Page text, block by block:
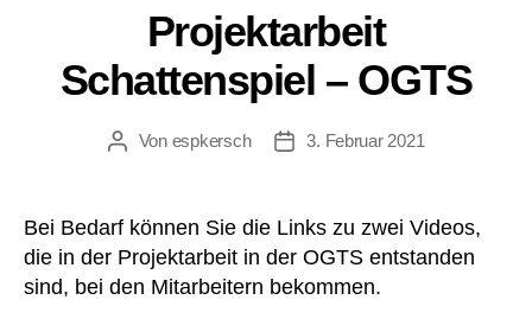
Projektarbeit
Schattenspiel – OGTS
Beitragsautor
Von espkersch Veröffentlichungsdatum
3. Februar 2021
Bei Bedarf können Sie die Links zu zwei Videos,
die in der Projektarbeit in der OGTS entstanden
sind, bei den Mitarbeitern bekommen.